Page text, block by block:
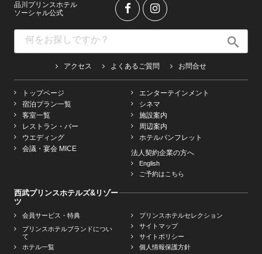
品川プリンスホテル
ソーシャル公式
アクセス よくあるご質問 お問合せ
トップページ
宿泊プラン一覧
客室一覧
レストラン・バー
ウエディング
会議・宴会 MICE
エンターテインメント
シネマ
施設案内
周辺案内
ホテルパンフレット
法人契約企業の方へ
English
ご予約はこちら
西武プリンスホテルズ&リゾー
ツ
会員サービス・特典
プリンスホテルブランドについ
て
ホテル一覧
プリンスホテルセレクション
サイトマップ
サイトポリシー
個人情報保護方針